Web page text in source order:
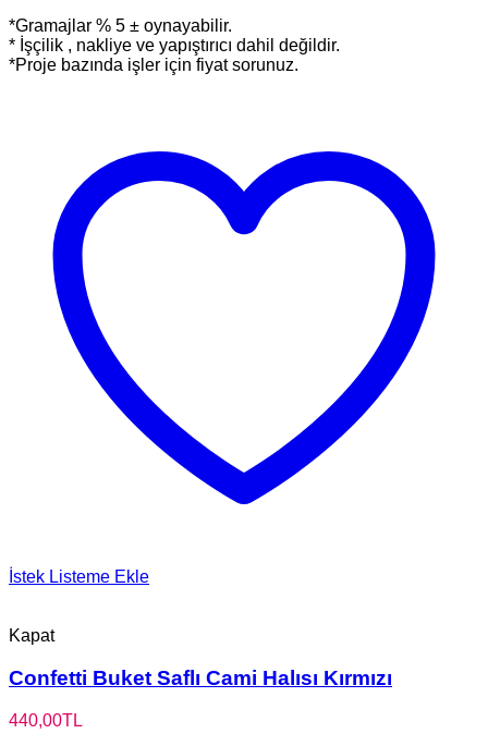
*Gramajlar % 5 ± oynayabilir.
* İşçilik , nakliye ve yapıştırıcı dahil değildir.
*Proje bazında işler için fiyat sorunuz.
İstek Listeme Ekle
Kapat
Confetti Buket Saflı Cami Halısı Kırmızı
440,00TL